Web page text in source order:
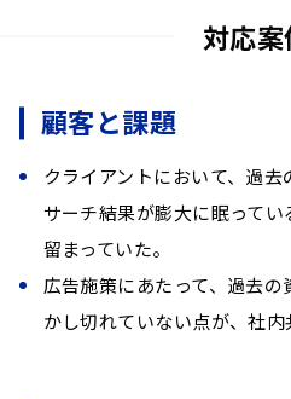
対応
顧客と課題
クライアントにおいて、過
サーチ結果が膨大に眠って
留まっていた。
広告施策にあたって、過去
かし切れていない点が、社内